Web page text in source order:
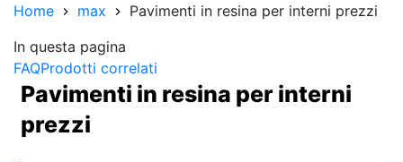
Home max
Pavimenti in resina per interni prezzi
In questa pagina
FAQProdotti correlati
Pavimenti in resina per interni
prezzi